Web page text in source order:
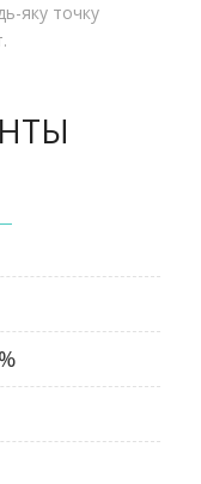
яку точку